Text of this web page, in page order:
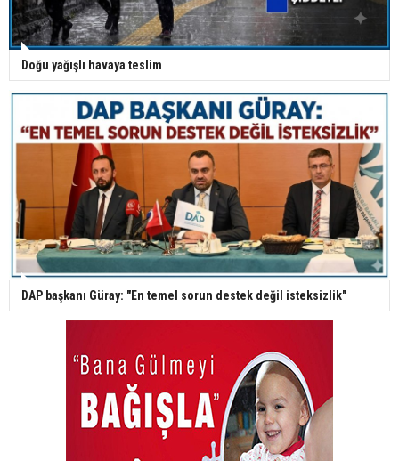
Doğu yağışlı havaya teslim
DAP başkanı Güray: "En temel sorun destek değil isteksizlik"